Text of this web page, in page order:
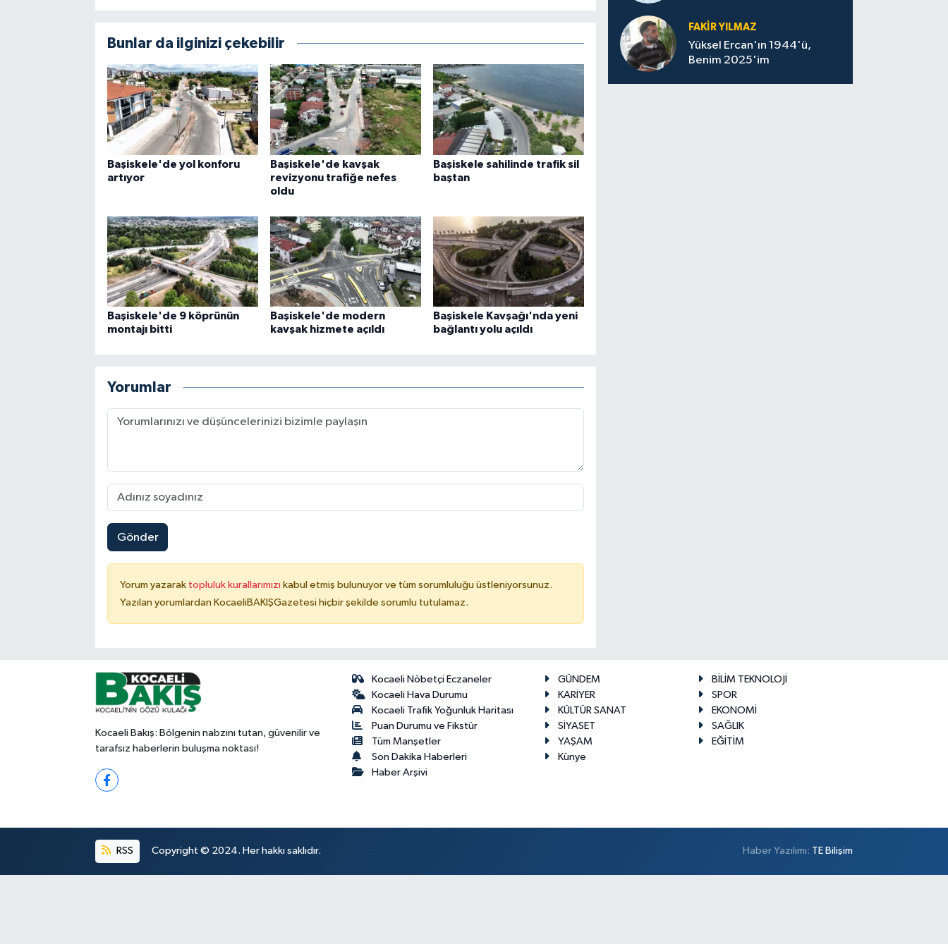
Bunlar da ilginizi çekebilir
Başiskele'de yol konforu
artıyor
Başiskele'de kavşak
revizyonu trafiğe nefes
oldu
Başiskele sahilinde trafik sil
baştan
Başiskele'de 9 köprünün
montajı bitti
Başiskele'de modern
kavşak hizmete açıldı
Başiskele Kavşağı'nda yeni
bağlantı yolu açıldı
Yorumlar
Gönder
Yorum yazarak topluluk kurallarımızı kabul etmiş bulunuyor ve tüm sorumluluğu üstleniyorsunuz.
Yazılan yorumlardan KocaeliBAKIŞGazetesi hiçbir şekilde sorumlu tutulamaz.
FAKİR YILMAZ
Yüksel Ercan'ın 1944'ü,
Benim 2025'im
Kocaeli Bakış: Bölgenin nabzını tutan, güvenilir ve
tarafsız haberlerin buluşma noktası!
Kocaeli Nöbetçi Eczaneler
Kocaeli Hava Durumu
Kocaeli Trafik Yoğunluk Haritası
Puan Durumu ve Fikstür
Tüm Manşetler
Son Dakika Haberleri
Haber Arşivi
GÜNDEM
BİLİM TEKNOLOJİ
KARİYER
SPOR
KÜLTÜR SANAT
EKONOMİ
SİYASET
SAĞLIK
YAŞAM
EĞİTİM
Künye
RSS Copyright © 2024. Her hakkı saklıdır. Haber Yazılımı: TE Bilişim